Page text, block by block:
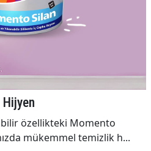
Hijyen
özellikteki Momento
mükemmel temizlik h...